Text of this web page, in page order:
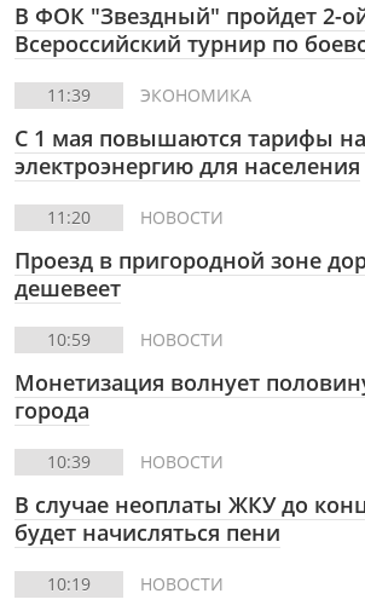
В ФОК "Звездный" пройдет 2-
Всероссийский турнир по
11:39 ЭКОНОМИКА
С 1 мая повышаются тарифы на
электроэнергию для населения
11:20 НОВОСТИ
Проезд в пригородной зоне
дешевеет
10:59 НОВОСТИ
Монетизация волнует
города
10:39 НОВОСТИ
В случае неоплаты ЖКУ до
будет начисляться пени
10:19 НОВОСТИ